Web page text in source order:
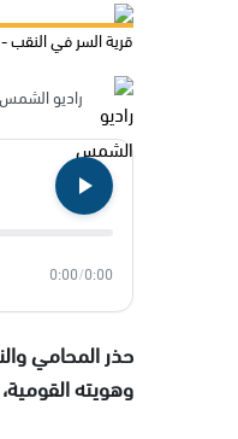
قرية السر في النقب
راديو الشمس
0:00
/
0:00
حذر المحامي
وهويته